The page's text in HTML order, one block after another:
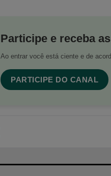
Participe e receba
Ao entrar você está ciente e de
PARTICIPE DO CANAL